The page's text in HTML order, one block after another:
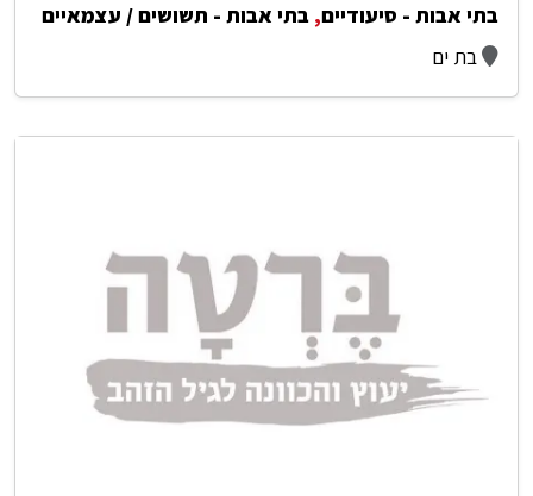
בתי אבות - סיעודיים, בתי אבות - תשושים / עצמאיים
בת ים